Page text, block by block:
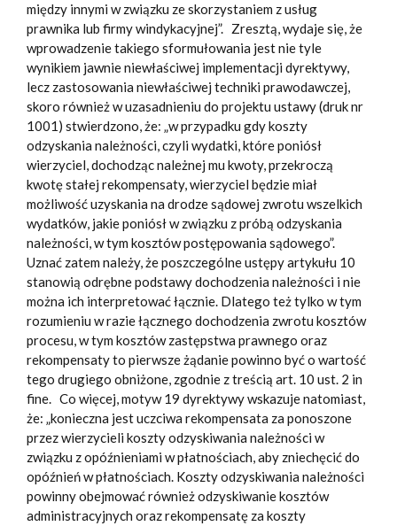
między innymi w związku ze skorzystaniem z usług
prawnika lub firmy windykacyjnej”. Zresztą, wydaje się, że
wprowadzenie takiego sformułowania jest nie tyle
wynikiem jawnie niewłaściwej implementacji dyrektywy,
lecz zastosowania niewłaściwej techniki prawodawczej,
skoro również w uzasadnieniu do projektu ustawy (druk nr
1001) stwierdzono, że: „w przypadku gdy koszty
odzyskania należności, czyli wydatki, które poniósł
wierzyciel, dochodząc należnej mu kwoty, przekroczą
kwotę stałej rekompensaty, wierzyciel będzie miał
możliwość uzyskania na drodze sądowej zwrotu wszelkich
wydatków, jakie poniósł w związku z próbą odzyskania
należności, w tym kosztów postępowania sądowego”.
Uznać zatem należy, że poszczególne ustępy artykułu 10
stanowią odrębne podstawy dochodzenia należności i nie
można ich interpretować łącznie. Dlatego też tylko w tym
rozumieniu w razie łącznego dochodzenia zwrotu kosztów
procesu, w tym kosztów zastępstwa prawnego oraz
rekompensaty to pierwsze żądanie powinno być o wartość
tego drugiego obniżone, zgodnie z treścią art. 10 ust. 2 in
fine. Co więcej, motyw 19 dyrektywy wskazuje natomiast,
że: „konieczna jest uczciwa rekompensata za ponoszone
przez wierzycieli koszty odzyskiwania należności w
związku z opóźnieniami w płatnościach, aby zniechęcić do
opóźnień w płatnościach. Koszty odzyskiwania należności
powinny obejmować również odzyskiwanie kosztów
administracyjnych oraz rekompensatę za koszty